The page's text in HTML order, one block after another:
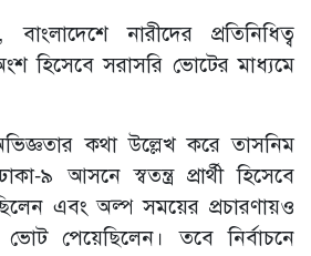
নারীদের প্রতিনিধিত্ব
অংশ হিসেবে সরাসরি ভোটের মাধ্যমে
কথা উল্লেখ করে তাসনিম
৯ আসনে স্বতন্ত্র প্রার্থী হিসেবে
এবং অল্প সময়ের প্রচারণায়ও
পেয়েছিলেন। তবে নির্বাচনে